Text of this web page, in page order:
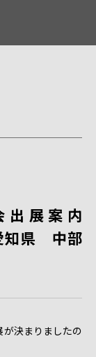
展案内
知県 中部
決まりましたの